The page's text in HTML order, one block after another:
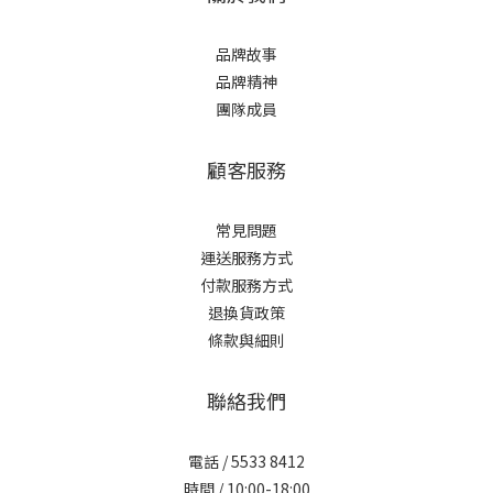
品牌故事
品牌精神
團隊成員
顧客服務
常見問題
運送服務方式
付款服務方式
退換貨政策
條款與細則
聯絡我們
電話 / 5533 8412
時間 / 10:00-18:00